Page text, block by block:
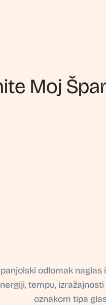
Moj
odlomak naglas
tempu,
oznakom tipa